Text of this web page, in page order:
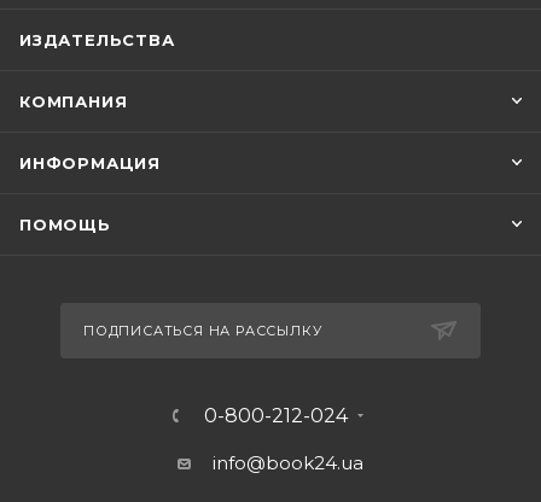
ИЗДАТЕЛЬСТВА
КОМПАНИЯ
ИНФОРМАЦИЯ
ПОМОЩЬ
ПОДПИСАТЬСЯ НА РАССЫЛКУ
0-800-212-024
info@book24.ua